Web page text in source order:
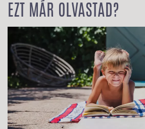
EZT MÁR OLVASTAD?